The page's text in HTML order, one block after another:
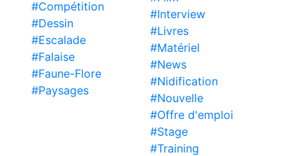
#Compétition
#Dessin
#Escalade
#Falaise
#Faune-Flore
#Paysages
#Interview
#Livres
#Matériel
#News
#Nidification
#Nouvelle
#Offre d'emploi
#Stage
#Training